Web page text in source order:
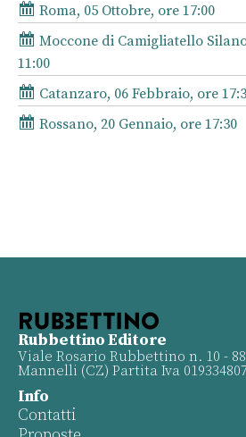
Roma, 05 Ottobre, ore 17:00
Moccone di Camigliatello
11:00
Catanzaro, 06 Febbraio, ore
Rossano, 20 Gennaio, ore 17:30
Rubbettino Editore
Viale Rosario Rubbettino n. 10 -
Mannelli (CZ) Partita Iva
Info
Contatti